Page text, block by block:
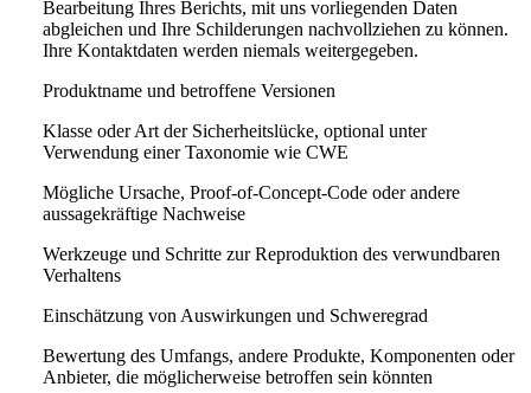
Bearbeitung Ihres Berichts, mit uns vorliegenden Daten
abgleichen und Ihre Schilderungen nachvollziehen zu können.
Ihre Kontaktdaten werden niemals weitergegeben.
Produktname und betroffene Versionen
Klasse oder Art der Sicherheitslücke, optional unter
Verwendung einer Taxonomie wie CWE
Mögliche Ursache, Proof-of-Concept-Code oder andere
aussagekräftige Nachweise
Werkzeuge und Schritte zur Reproduktion des verwundbaren
Verhaltens
Einschätzung von Auswirkungen und Schweregrad
Bewertung des Umfangs, andere Produkte, Komponenten oder
Anbieter, die möglicherweise betroffen sein könnten